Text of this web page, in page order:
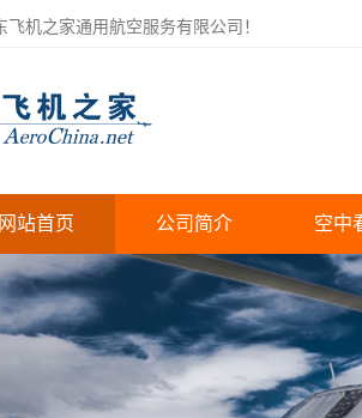
飞机之家通用航空服务有限公司！
网站首页 公司简介 空中